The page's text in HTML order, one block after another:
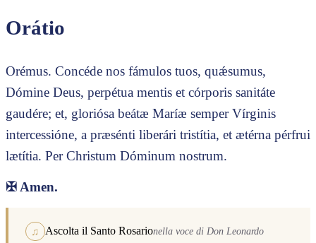
Orátio
Orémus. Concéde nos fámulos tuos, quǽsumus,
Dómine Deus, perpétua mentis et córporis sanitáte
gaudére; et, gloriósa beátæ Maríæ semper Vírginis
intercessióne, a præsénti liberári tristítia, et ætérna pérfrui
lætítia. Per Christum Dóminum nostrum.
✠ Amen.
♫ Ascolta il Santo Rosarionella voce di Don Leonardo